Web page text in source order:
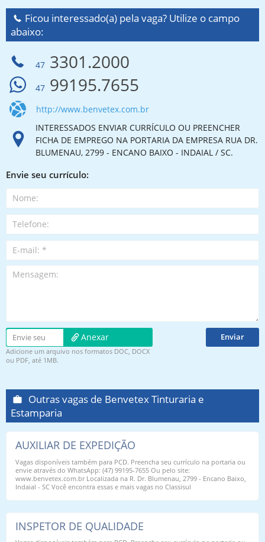
Ficou interessado(a) pela vaga? Utilize o campo
abaixo:
47 3301.2000
47 99195.7655
http://www.benvetex.com.br
INTERESSADOS ENVIAR CURRÍCULO OU PREENCHER
FICHA DE EMPREGO NA PORTARIA DA EMPRESA RUA DR.
BLUMENAU, 2799 - ENCANO BAIXO - INDAIAL / SC.
Envie seu currículo:
Envie seu
currículo
Anexar
Currículo
Adicione um arquivo nos formatos DOC, DOCX
ou PDF, até 1MB.
Outras vagas de Benvetex Tinturaria e
Estamparia
AUXILIAR DE EXPEDIÇÃO
Vagas disponíveis também para PCD. Preencha seu currículo na portaria ou
envie através do WhatsApp: (47) 99195-7655 Ou pelo site:
www.benvetex.com.br Localizada na R. Dr. Blumenau, 2799 - Encano Baixo,
Indaial - SC Você encontra essas e mais vagas no Classisul
INSPETOR DE QUALIDADE